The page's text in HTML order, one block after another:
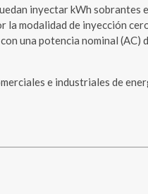
inyectar kWh
la modalidad de inyección
una potencia nominal (AC)
e industriales de